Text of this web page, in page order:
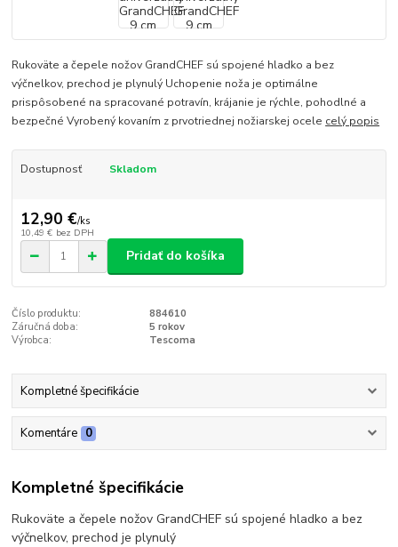
Rukoväte a čepele nožov GrandCHEF sú spojené hladko a bez
výčnelkov, prechod je plynulý Uchopenie noža je optimálne
prispôsobené na spracované potravín, krájanie je rýchle, pohodlné a
bezpečné Vyrobený kovaním z prvotriednej nožiarskej ocele celý popis
Dostupnosť Skladom
12,90 €/ks
10,49 € bez DPH
Pridať do košíka
Číslo produktu:
884610
Záručná doba:
5 rokov
Výrobca:
Tescoma
Kompletné špecifikácie
Komentáre 0
Kompletné špecifikácie
Rukoväte a čepele nožov GrandCHEF sú spojené hladko a bez
výčnelkov, prechod je plynulý